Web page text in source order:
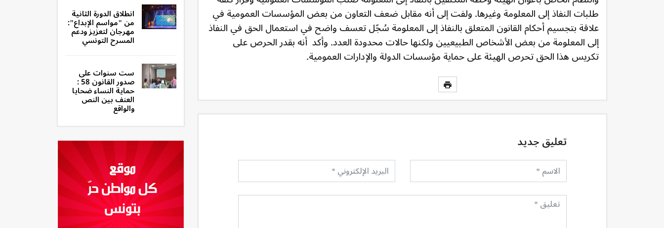
طلبات النفاذ إلى المعلومة وغيرها. ولفت إلى أنه مقابل ضعف التعاون من بعض المؤسسات العمومية في
علاقة بتجسيم أحكام القانون المتعلق بالنفاذ إلى المعلومة سُجّل تعسف واضح في استعمال الحق في النفاذ
إلى المعلومة من بعض الأشخاص الطبيعيين ولكنها حالات محدودة العدد.وأكد أنه بقدر الحرص على
تكريس هذا الحق تحرص الهيئة على حماية مؤسسات الدولة والإدارات العمومية.
تعليق جديد
انطلاق الدورة الثانية
من "مواسم الإبداع":
مهرجان لتعزيز ودعم
المسرح التونسي
ست سنوات على
صدور القانون 58 :
حماية النساء ضحايا
العنف بين النص
والواقع